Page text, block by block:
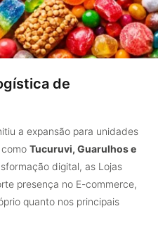
de
a expansão para unidades
Tucuruvi, Guarulhos e
digital, as Lojas
presença no E-commerce,
quanto nos principais